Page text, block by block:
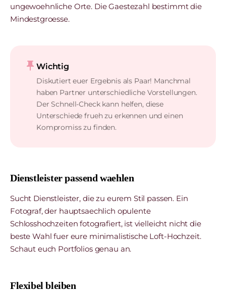
ungewoehnliche Orte. Die Gaestezahl bestimmt die
Mindestgroesse.
push_pin Wichtig
Diskutiert euer Ergebnis als Paar! Manchmal
haben Partner unterschiedliche Vorstellungen.
Der Schnell-Check kann helfen, diese
Unterschiede frueh zu erkennen und einen
Kompromiss zu finden.
Dienstleister passend waehlen
Sucht Dienstleister, die zu eurem Stil passen. Ein
Fotograf, der hauptsaechlich opulente
Schlosshochzeiten fotografiert, ist vielleicht nicht die
beste Wahl fuer eure minimalistische Loft-Hochzeit.
Schaut euch Portfolios genau an.
Flexibel bleiben